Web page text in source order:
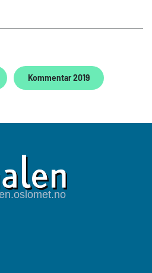
Kommentar 2019